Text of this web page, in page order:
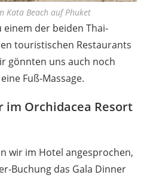
Kata Beach auf Phuket
einem der beiden Thai-
touristischen Restaurants
gönnten uns auch noch
Fuß-Massage.
Orchidacea Resort
wir im Hotel angesprochen,
Buchung das Gala Dinner